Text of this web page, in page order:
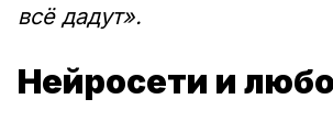
всё дадут».
Нейросети и